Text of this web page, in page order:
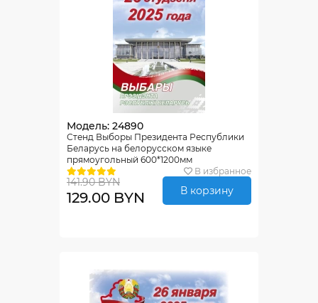
Модель: 24890
Стенд Выборы Президента Республики
Беларусь на белорусском языке
прямоугольный 600*1200мм
В избранное
141.90 BYN
129.00 BYN В корзину